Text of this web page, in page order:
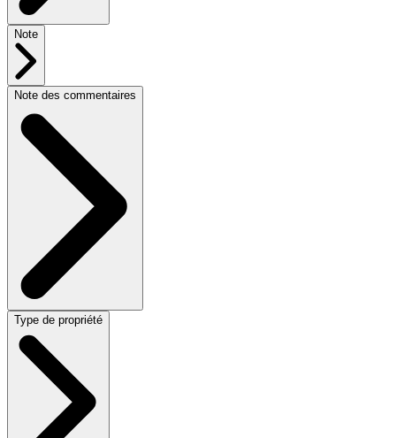
Note
Note des commentaires
Type de propriété